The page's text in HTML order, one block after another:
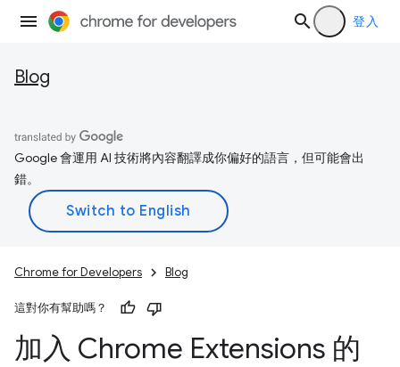
登入
Blog
Google 會運用 AI 技術將內容翻譯成你偏好的語言，但可能會出
錯。
Chrome for Developers Blog
這對你有幫助嗎？
加入 Chrome Extensions 的